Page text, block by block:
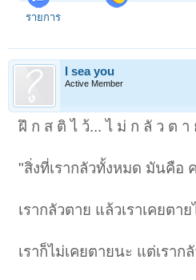
รายการ
I sea you
Active Member
ฝึ ก ส ติ ไ ว้... ไ ม่ ก ลั ว ต า
"สิ่งที่เรากลัวทั้งหมด มันคือ
เรากลัวตาย แล้วเราเคยตาย
เราก็ไม่เคยตายนะ แต่เราก